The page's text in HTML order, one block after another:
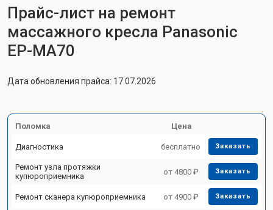
Прайс-лист на ремонт
массажного кресла Panasonic
EP-MA70
Дата обновления прайса: 17.07.2026
Поломка Цена
Диагностика бесплатно Заказать
Ремонт узла протяжки
купюроприемника
от 4800 ₽ Заказать
Ремонт сканера купюроприемника от 4900 ₽ Заказать